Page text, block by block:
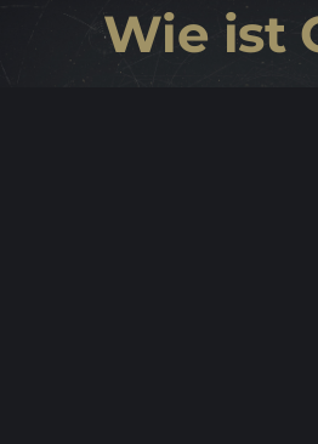
Wie ist